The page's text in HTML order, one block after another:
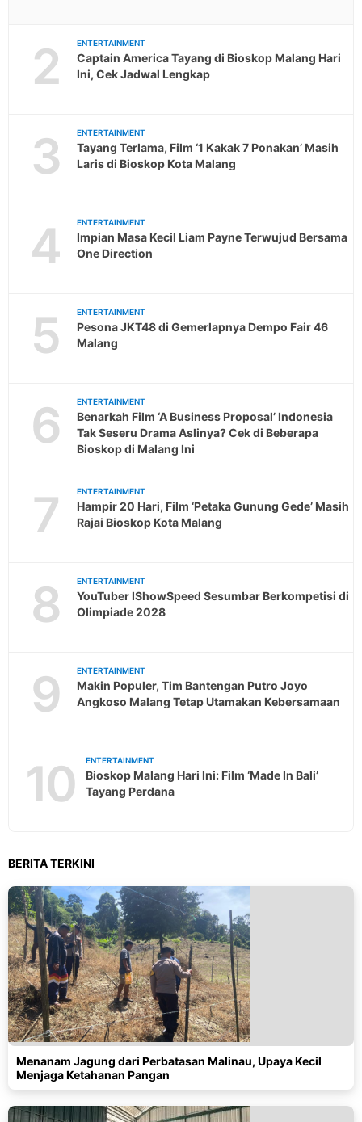
2
ENTERTAINMENT
Captain America Tayang di Bioskop Malang Hari
Ini, Cek Jadwal Lengkap
3 ENTERTAINMENT
Tayang Terlama, Film ‘1 Kakak 7 Ponakan’ Masih
Laris di Bioskop Kota Malang
4 ENTERTAINMENT
Impian Masa Kecil Liam Payne Terwujud Bersama
One Direction
5 ENTERTAINMENT
Pesona JKT48 di Gemerlapnya Dempo Fair 46
Malang
6 ENTERTAINMENT
Benarkah Film ‘A Business Proposal’ Indonesia
Tak Seseru Drama Aslinya? Cek di Beberapa
Bioskop di Malang Ini
7 ENTERTAINMENT
Hampir 20 Hari, Film ‘Petaka Gunung Gede’ Masih
Rajai Bioskop Kota Malang
8 ENTERTAINMENT
YouTuber IShowSpeed Sesumbar Berkompetisi di
Olimpiade 2028
9 ENTERTAINMENT
Makin Populer, Tim Bantengan Putro Joyo
Angkoso Malang Tetap Utamakan Kebersamaan
10 ENTERTAINMENT
Bioskop Malang Hari Ini: Film ‘Made In Bali’
Tayang Perdana
BERITA TERKINI
Menanam Jagung dari Perbatasan Malinau, Upaya Kecil
Menjaga Ketahanan Pangan